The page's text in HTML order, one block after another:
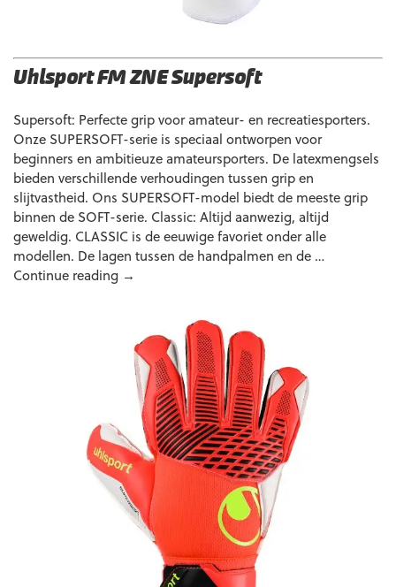
Uhlsport FM ZNE Supersoft
Supersoft: Perfecte grip voor amateur- en recreatiesporters.
Onze SUPERSOFT-serie is speciaal ontworpen voor
beginners en ambitieuze amateursporters. De latexmengsels
bieden verschillende verhoudingen tussen grip en
slijtvastheid. Ons SUPERSOFT-model biedt de meeste grip
binnen de SOFT-serie. Classic: Altijd aanwezig, altijd
geweldig. CLASSIC is de eeuwige favoriet onder alle
modellen. De lagen tussen de handpalmen en de …
Continue reading Uhlsport
Supersoft
→